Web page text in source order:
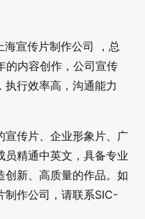
海宣传片制作公司 ，总
的内容创作，公司宣传
执行效率高，沟通能力
宣传片、企业形象片、广
员精通中英文，具备专业
创新、高质量的作品。如
制作公司，请联系SIC-